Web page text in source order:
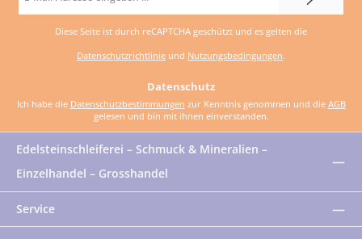
Mail-
Diese Seite ist durch reCAPTCHA geschützt und es gelten die
Datenschutzrichtlinie und Nutzungsbedingungen.
Datenschutz
Ich habe die Datenschutzbestimmungen zur Kenntnis genommen und die AGB
gelesen und bin mit ihnen einverstanden.
Edelsteinschleiferei – Schmuck & Mineralien –
Einzelhandel – Grosshandel
Service